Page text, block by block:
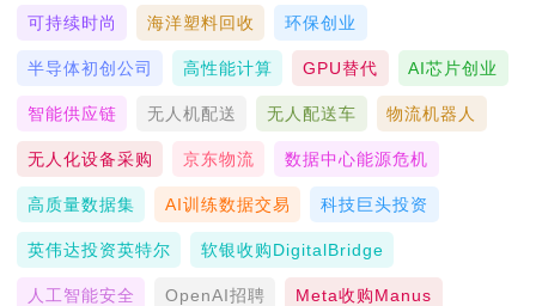
可持续时尚 海洋塑料回收 环保创业
半导体初创公司 高性能计算 GPU替代 AI芯片创业
智能供应链 无人机配送 无人配送车 物流机器人
无人化设备采购 京东物流 数据中心能源危机
高质量数据集 AI训练数据交易 科技巨头投资
英伟达投资英特尔 软银收购DigitalBridge
人工智能安全 OpenAI招聘 Meta收购Manus